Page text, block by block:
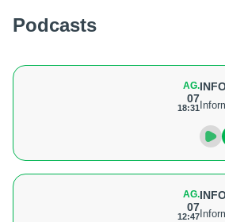
Podcasts
AG.
07
18:31
AG.
07
12:47